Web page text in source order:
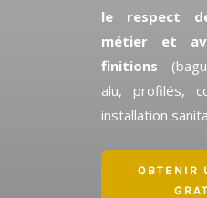
le respect
métier et
finitions
alu, profilés,
installation
OBTENIR